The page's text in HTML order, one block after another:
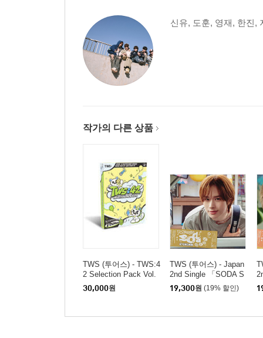
신유, 도훈, 영재, 한진,
작가의 다른 상품
TWS (투어스) - TWS:4
2 Selection Pack Vol.
2
30,000원
TWS (투어스) - Japan
2nd Single 「SODA S
ODA」 Solo Jacket K
YUNGMIN
19,300원 (19% 할인)